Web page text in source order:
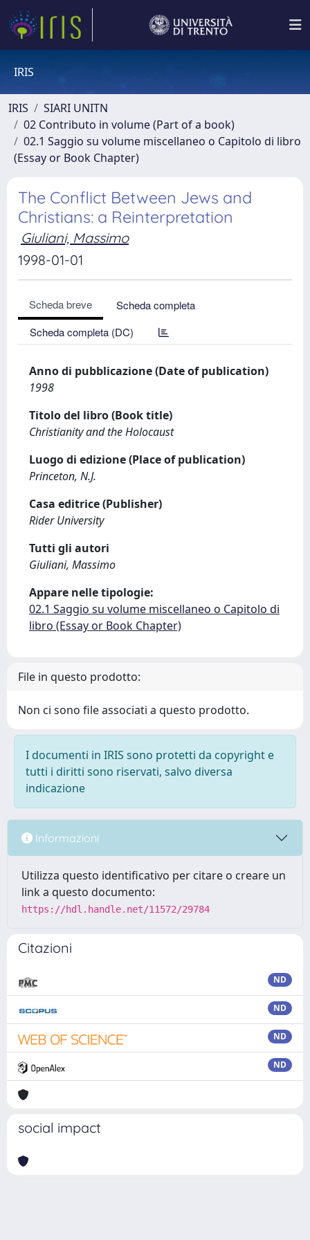
IRIS
IRIS
SIARI UNITN
02 Contributo in volume (Part of a book)
02.1 Saggio su volume miscellaneo o Capitolo di libro
(Essay or Book Chapter)
The Conflict Between Jews and
Christians: a Reinterpretation
Giuliani, Massimo
1998-01-01
Scheda breve
Scheda completa
Scheda completa (DC)
Anno di pubblicazione (Date of publication)
1998
Titolo del libro (Book title)
Christianity and the Holocaust
Luogo di edizione (Place of publication)
Princeton, N.J.
Casa editrice (Publisher)
Rider University
Tutti gli autori
Giuliani, Massimo
Appare nelle tipologie:
02.1 Saggio su volume miscellaneo o Capitolo di
libro (Essay or Book Chapter)
File in questo prodotto:
Non ci sono file associati a questo prodotto.
I documenti in IRIS sono protetti da copyright e
tutti i diritti sono riservati, salvo diversa
indicazione
Informazioni
Utilizza questo identificativo per citare o creare un
link a questo documento:
https://hdl.handle.net/11572/29784
Citazioni
ND
ND
ND
ND
social impact